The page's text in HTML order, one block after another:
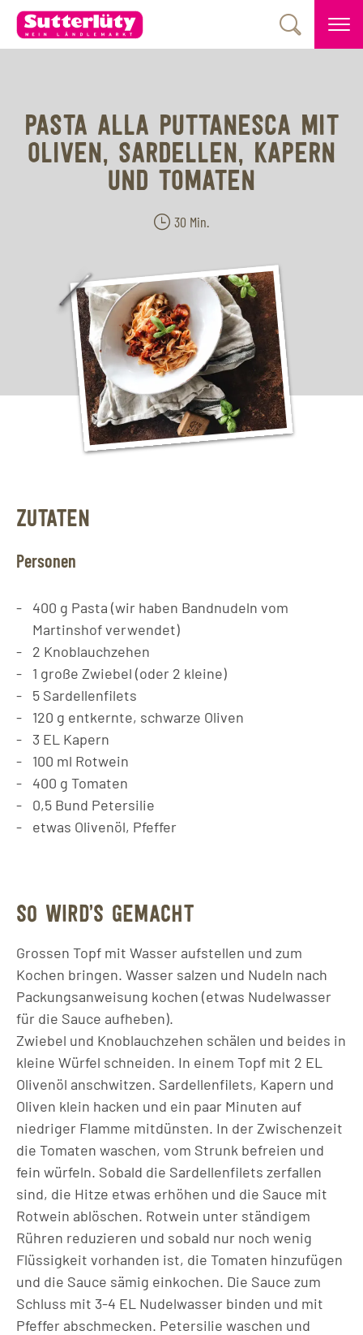
PASTA ALLA PUTTANESCA MIT
OLIVEN, SARDELLEN, KAPERN
UND TOMATEN
30 Min.
ZUTATEN
Personen
400 g Pasta (wir haben Bandnudeln vom
Martinshof verwendet)
2 Knoblauchzehen
1 große Zwiebel (oder 2 kleine)
5 Sardellenfilets
120 g entkernte, schwarze Oliven
3 EL Kapern
100 ml Rotwein
400 g Tomaten
0,5 Bund Petersilie
etwas Olivenöl, Pfeffer
SO WIRD’S GEMACHT
Grossen Topf mit Wasser aufstellen und zum
Kochen bringen. Wasser salzen und Nudeln nach
Packungsanweisung kochen (etwas Nudelwasser
für die Sauce aufheben).
Zwiebel und Knoblauchzehen schälen und beides in
kleine Würfel schneiden. In einem Topf mit 2 EL
Olivenöl anschwitzen. Sardellenfilets, Kapern und
Oliven klein hacken und ein paar Minuten auf
niedriger Flamme mitdünsten. In der Zwischenzeit
die Tomaten waschen, vom Strunk befreien und
fein würfeln. Sobald die Sardellenfilets zerfallen
sind, die Hitze etwas erhöhen und die Sauce mit
Rotwein ablöschen. Rotwein unter ständigem
Rühren reduzieren und sobald nur noch wenig
Flüssigkeit vorhanden ist, die Tomaten hinzufügen
und die Sauce sämig einkochen. Die Sauce zum
Schluss mit 3-4 EL Nudelwasser binden und mit
Pfeffer abschmecken. Petersilie waschen und